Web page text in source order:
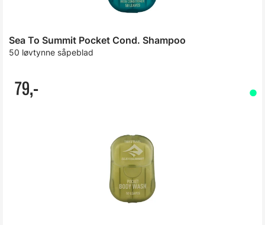
Sea To Summit Pocket Cond. Shampoo
50 løvtynne såpeblad
79,-